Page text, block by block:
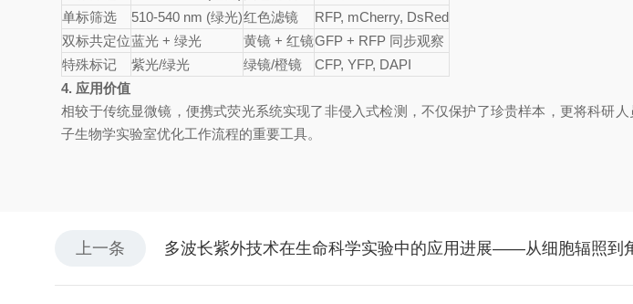
单标筛选
510-540 nm (绿光)红色滤镜
RFP, mCherry, DsRed
双标共定位蓝光 + 绿光 黄镜 + 红镜GFP + RFP 同步观察
特殊标记
紫光/绿光 绿镜/橙镜
CFP, YFP, DAPI
4. 应用价值
相较于传统显微镜，便携式荧光系统实现了非侵入式检测，不仅保护了珍贵样本，更将科研
子生物学实验室优化工作流程的重要工具。
上一条 多波长紫外技术在生命科学实验中的应用进展——从细胞辐照到